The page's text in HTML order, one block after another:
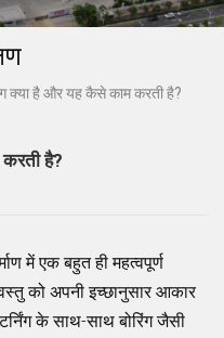
क्या है और यह कैसे काम करती है?
है?
में एक बहुत ही महत्वपूर्ण
को अपनी इच्छानुसार आकार
के साथ-साथ बोरिंग जैसी